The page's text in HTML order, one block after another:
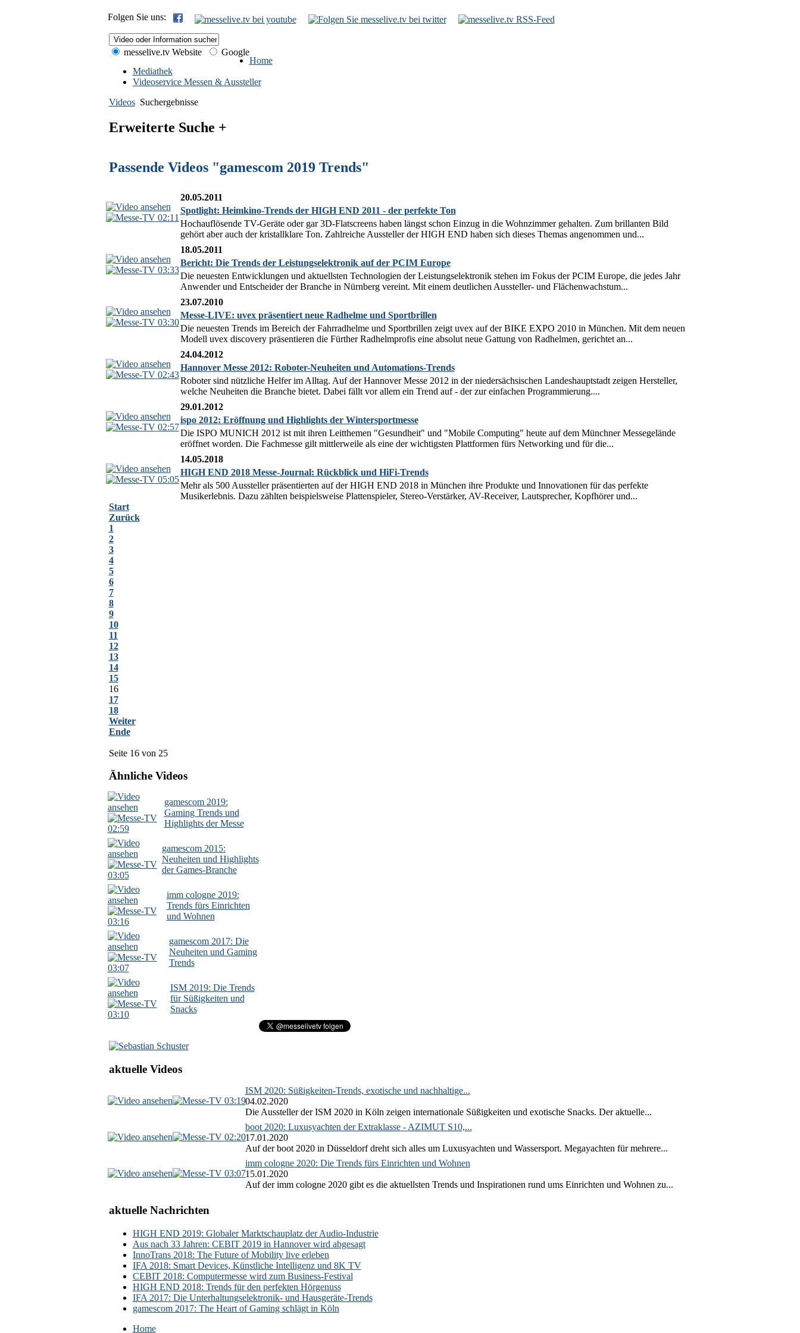
Folgen Sie uns:
messelive.tv Website
Google
Home
Mediathek
Videoservice Messen & Aussteller
Videos Suchergebnisse
Erweiterte Suche +
Passende Videos "gamescom 2019 Trends"
02:11
20.05.2011
Spotlight: Heimkino-Trends der HIGH END 2011 - der perfekte Ton
Hochauflösende TV-Geräte oder gar 3D-Flatscreens haben längst schon Einzug in die Wohnzimmer gehalten. Zum brillanten Bild
gehört aber auch der kristallklare Ton. Zahlreiche Aussteller der HIGH END haben sich dieses Themas angenommen und...
03:33
18.05.2011
Bericht: Die Trends der Leistungselektronik auf der PCIM Europe
Die neuesten Entwicklungen und aktuellsten Technologien der Leistungselektronik stehen im Fokus der PCIM Europe, die jedes Jahr
Anwender und Entscheider der Branche in Nürnberg vereint. Mit einem deutlichen Aussteller- und Flächenwachstum...
03:30
23.07.2010
Messe-LIVE: uvex präsentiert neue Radhelme und Sportbrillen
Die neuesten Trends im Bereich der Fahrradhelme und Sportbrillen zeigt uvex auf der BIKE EXPO 2010 in München. Mit dem neuen
Modell uvex discovery präsentieren die Fürther Radhelmprofis eine absolut neue Gattung von Radhelmen, gerichtet an...
02:43
24.04.2012
Hannover Messe 2012: Roboter-Neuheiten und Automations-Trends
Roboter sind nützliche Helfer im Alltag. Auf der Hannover Messe 2012 in der niedersächsischen Landeshauptstadt zeigen Hersteller,
welche Neuheiten die Branche bietet. Dabei fällt vor allem ein Trend auf - der zur einfachen Programmierung....
02:57
29.01.2012
ispo 2012: Eröffnung und Highlights der Wintersportmesse
Die ISPO MUNICH 2012 ist mit ihren Leitthemen "Gesundheit" und "Mobile Computing" heute auf dem Münchner Messegelände
eröffnet worden. Die Fachmesse gilt mittlerweile als eine der wichtigsten Plattformen fürs Networking und für die...
05:05
14.05.2018
HIGH END 2018 Messe-Journal: Rückblick und HiFi-Trends
Mehr als 500 Aussteller präsentierten auf der HIGH END 2018 in München ihre Produkte und Innovationen für das perfekte
Musikerlebnis. Dazu zählten beispielsweise Plattenspieler, Stereo-Verstärker, AV-Receiver, Lautsprecher, Kopfhörer und...
Start
Zurück
1
2
3
4
5
6
7
8
9
10
11
12
13
14
15
16
17
18
Weiter
Ende
Seite 16 von 25
Ähnliche Videos
02:59
gamescom 2019:
Gaming Trends und
Highlights der Messe
03:05
gamescom 2015:
Neuheiten und Highlights
der Games-Branche
03:16
imm cologne 2019:
Trends fürs Einrichten
und Wohnen
03:07
gamescom 2017: Die
Neuheiten und Gaming
Trends
03:10
ISM 2019: Die Trends
für Süßigkeiten und
Snacks
aktuelle Videos
03:19
ISM 2020: Süßigkeiten-Trends, exotische und nachhaltige...
04.02.2020
Die Aussteller der ISM 2020 in Köln zeigen internationale Süßigkeiten und exotische Snacks. Der aktuelle...
02:20
boot 2020: Luxusyachten der Extraklasse - AZIMUT S10,...
17.01.2020
Auf der boot 2020 in Düsseldorf dreht sich alles um Luxusyachten und Wassersport. Megayachten für mehrere...
03:07
imm cologne 2020: Die Trends fürs Einrichten und Wohnen
15.01.2020
Auf der imm cologne 2020 gibt es die aktuellsten Trends und Inspirationen rund ums Einrichten und Wohnen zu...
aktuelle Nachrichten
HIGH END 2019: Globaler Marktschauplatz der Audio-Industrie
Aus nach 33 Jahren: CEBIT 2019 in Hannover wird abgesagt
InnoTrans 2018: The Future of Mobility live erleben
IFA 2018: Smart Devices, Künstliche Intelligenz und 8K TV
CEBIT 2018: Computermesse wird zum Business-Festival
HIGH END 2018: Trends für den perfekten Hörgenuss
IFA 2017: Die Unterhaltungselektronik- und Hausgeräte-Trends
gamescom 2017: The Heart of Gaming schlägt in Köln
Home